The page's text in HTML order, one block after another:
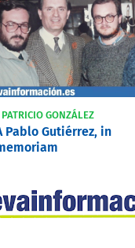
GONZÁLEZ
Pablo Gutiérrez, in